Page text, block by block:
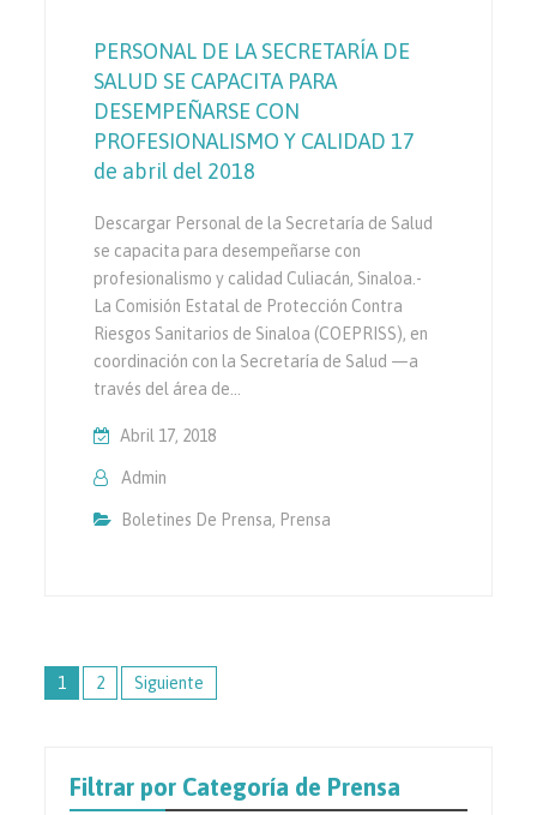
PERSONAL DE LA SECRETARÍA DE
SALUD SE CAPACITA PARA
DESEMPEÑARSE CON
PROFESIONALISMO Y CALIDAD 17
de abril del 2018
Descargar Personal de la Secretaría de Salud
se capacita para desempeñarse con
profesionalismo y calidad Culiacán, Sinaloa.-
La Comisión Estatal de Protección Contra
Riesgos Sanitarios de Sinaloa (COEPRISS), en
coordinación con la Secretaría de Salud —a
través del área de…
Abril 17, 2018
Admin
Boletines De Prensa, Prensa
de
1 2 Siguiente
Filtrar por Categoría de Prensa